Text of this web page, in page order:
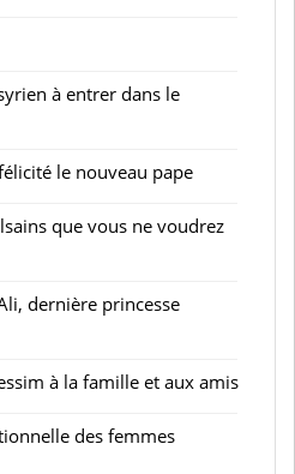
à entrer dans le
le nouveau pape
que vous ne voudrez
dernière princesse
à la famille et aux amis
des femmes